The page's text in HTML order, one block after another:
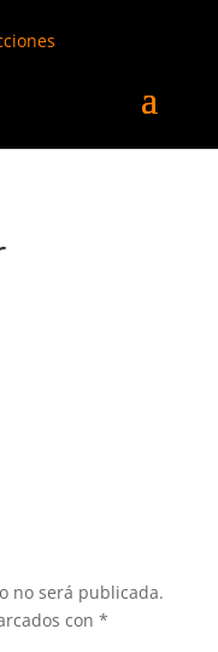
no será publicada.
con *